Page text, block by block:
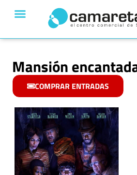
Mansión
COMPRAR ENTRADAS